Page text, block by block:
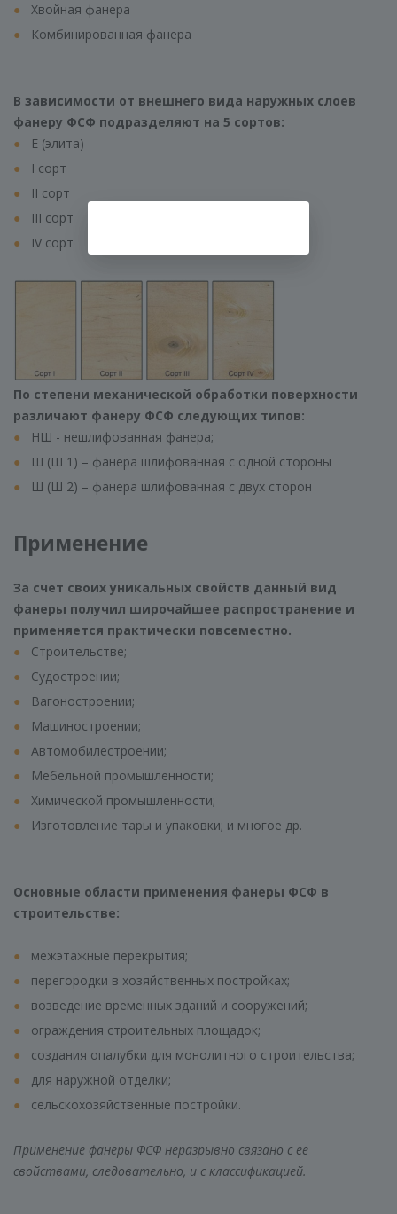
Хвойная фанера
Комбинированная фанера
В зависимости от внешнего вида наружных слоев
фанеру ФСФ подразделяют на 5 сортов:
Е (элита)
I сорт
II сорт
III сорт
IV сорт
По степени механической обработки поверхности
различают фанеру ФСФ следующих типов:
НШ - нешлифованная фанера;
Ш (Ш 1) – фанера шлифованная с одной стороны
Ш (Ш 2) – фанера шлифованная с двух сторон
Применение
За счет своих уникальных свойств данный вид
фанеры получил широчайшее распространение и
применяется практически повсеместно.
Строительстве;
Судостроении;
Вагоностроении;
Машиностроении;
Автомобилестроении;
Мебельной промышленности;
Химической промышленности;
Изготовление тары и упаковки; и многое др.
Основные области применения фанеры ФСФ в
строительстве:
межэтажные перекрытия;
перегородки в хозяйственных постройках;
возведение временных зданий и сооружений;
ограждения строительных площадок;
создания опалубки для монолитного строительства;
для наружной отделки;
сельскохозяйственные постройки.
Применение фанеры ФСФ неразрывно связано с ее
свойствами, следовательно, и с классификацией.